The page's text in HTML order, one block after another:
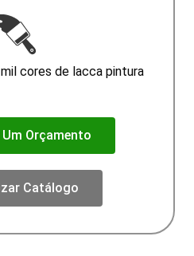
cores de lacca pintura
Orçamento
Catálogo